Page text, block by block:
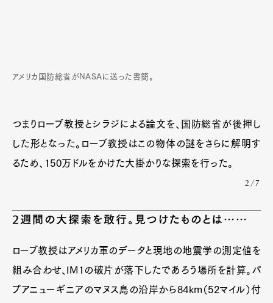
アメリカ国防総省がNASAに送った書簡。
つまりローブ教授とシラジによる論文を、国防総省が後押し
した形となった。ローブ教授はこの物体の謎をさらに解明す
るため、150万ドルをかけた大掛かりな探索を行った。
2/7
2週間の大探索を敢行。見つけたものとは……
ローブ教授はアメリカ軍のデータと現地の地震学の測定値を
組み合わせ、IM1の破片が落下したであろう場所を計算。パ
プアニューギニアのマヌス島の沿岸から84km（52マイル）付